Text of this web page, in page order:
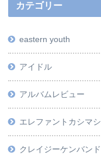
カテゴリー
eastern youth
アイドル
アルバムレビュー
エレファントカシマシ
クレイジーケンバンド